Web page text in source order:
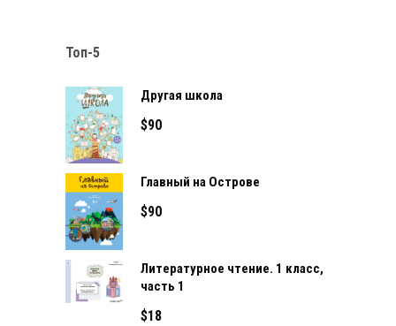
Топ-5
Другая школа
$90
Главный на Острове
$90
Литературное чтение. 1 класс,
часть 1
$18